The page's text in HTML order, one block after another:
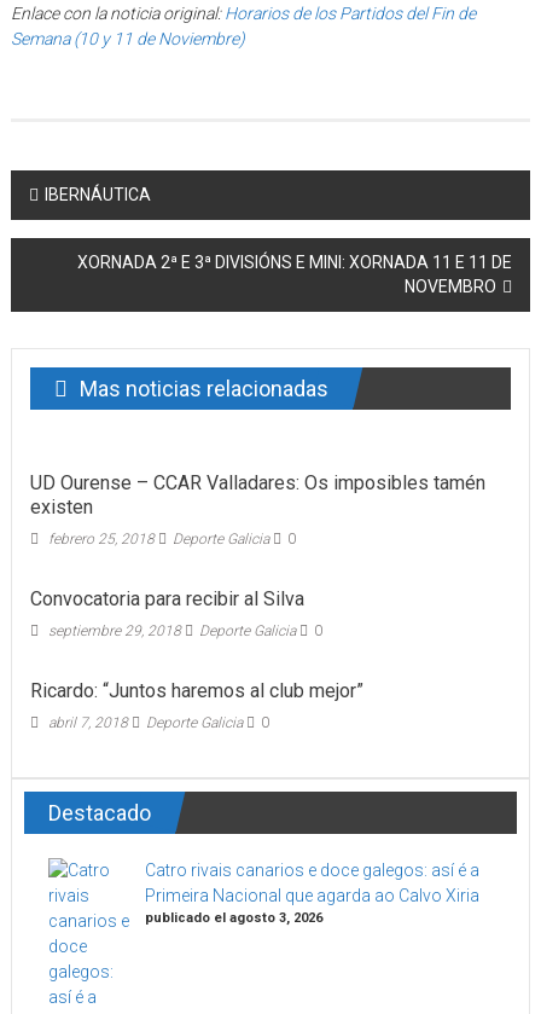
Enlace con la noticia original:Horarios de los Partidos del Fin de
Semana (10 y 11 de Noviembre)
Post navigation
IBERNÁUTICA
XORNADA 2ª E 3ª DIVISIÓNS E MINI: XORNADA 11 E 11 DE
NOVEMBRO
Mas noticias relacionadas
UD Ourense – CCAR Valladares: Os imposibles tamén
existen
febrero 25, 2018 Deporte Galicia 0
Convocatoria para recibir al Silva
septiembre 29, 2018 Deporte Galicia 0
Ricardo: “Juntos haremos al club mejor”
abril 7, 2018 Deporte Galicia 0
Destacado
Catro rivais canarios e doce galegos: así é a
Primeira Nacional que agarda ao Calvo Xiria
publicado el agosto 3, 2026